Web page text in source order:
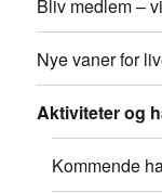
Bliv medlem –
Nye vaner for
Aktiviteter og
Kommende